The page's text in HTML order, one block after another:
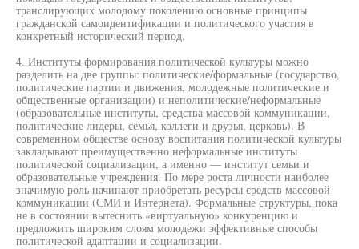
транслирующих молодому поколению основные принципы
гражданской самоидентификации и политического участия в
конкретный исторический период.
4. Институты формирования политической культуры можно
разделить на две группы: политические/формальные (государство,
политические партии и движения, молодежные политические и
общественные организации) и неполитические/неформальные
(образовательные институты, средства массовой коммуникации,
политические лидеры, семья, коллеги и друзья, церковь). В
современном обществе основу воспитания политической культуры
закладывают преимущественно неформальные институты
политической социализации, а именно — институт семьи и
образовательные учреждения. По мере роста личности наиболее
значимую роль начинают приобретать ресурсы средств массовой
коммуникации (СМИ и Интернета). Формальные структуры, пока
не в состоянии вытеснить «виртуальную» конкуренцию и
предложить широким слоям молодежи эффективные способы
политической адаптации и социализации.